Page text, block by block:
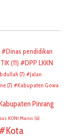
Dinas pendidikan
(11)
DPP LKKN
(7)
Jalan
(7) Kabupaten Gowa
Pinrang
KONI Maros (6)
Kota